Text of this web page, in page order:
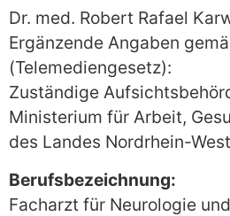
Dr. med. Robert Rafael
Ergänzende Angaben
(Telemediengesetz):
Zuständige
Ministerium für Arbeit,
des Landes Nordrhein-
Berufsbezeichnung:
Facharzt für Neurologie